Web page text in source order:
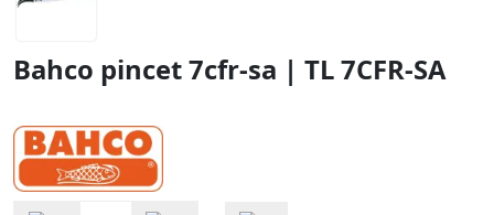
Bahco pincet 7cfr-sa | TL 7CFR-SA